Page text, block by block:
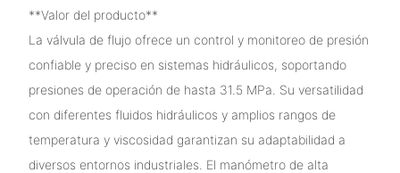
**Valor del producto**
La válvula de flujo ofrece un control y monitoreo de presión
confiable y preciso en sistemas hidráulicos, soportando
presiones de operación de hasta 31.5 MPa. Su versatilidad
con diferentes fluidos hidráulicos y amplios rangos de
temperatura y viscosidad garantizan su adaptabilidad a
diversos entornos industriales. El manómetro de alta